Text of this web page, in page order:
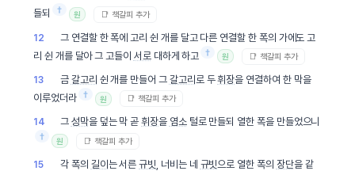
들되
† 원 📑 책갈피 추가
12
그 연결할 한 폭에 고리 쉰 개를 달고 다른 연결할 한 폭의 가에도 고
리 쉰 개를 달아 그 고들이 서로 대하게 하고 † 원 📑 책갈피 추가
13 금 갈고리 쉰 개를 만들어 그 갈고리 로 두휘장을 연결하여 한 막을
이루었더라 † 원 📑 책갈피 추가
14 그 성막을 덮는 막 곧휘장을 염소털로 만들되 열한 폭을 만들었으니
†
원 📑 책갈피 추가
15 각 폭의 길이는 서른규빗 , 너비는 네 규빗으로 열한 폭의 장단을 같